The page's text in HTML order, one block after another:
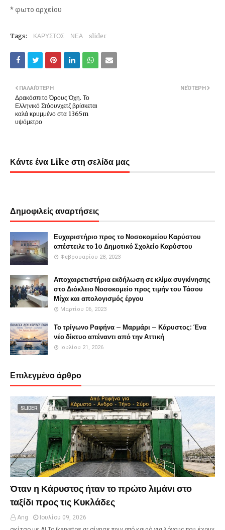
* φωτο αρχείου
Tags: ΚΑΡΥΣΤΟΣ ΝΕΑ slider
ΝΕΌΤΕΡΗ
ΠΑΛΑΙΌΤΕΡΗ
Δρακόσπιτο Όρους Όχη. Το
Ελληνικό Στόουνχετζ βρίσκεται
καλά κρυμμένο στα 1365m
υψόμετρο
Κάντε ένα Like στη σελίδα μας
Δημοφιλείς αναρτήσεις
Ευχαριστήριο προς το Νοσοκομείου Καρύστου
απέστειλε το 1o Δημοτικό Σχολείο Καρύστου
Φεβρουαρίου 28, 2023
Αποχαιρετιστήρια εκδήλωση σε κλίμα συγκίνησης
στο Διόκλειο Νοσοκομείο προς τιμήν του Τάσου
Μίχα και απολογισμός έργου
Μαρτίου 06, 2023
Το τρίγωνο Ραφήνα – Μαρμάρι – Κάρυστος: Ένα
νέο δίκτυο απέναντι από την Αττική
Ιουλίου 21, 2026
Επιλεγμένο άρθρο
SLIDER
Όταν η Κάρυστος ήταν το πρώτο λιμάνι στο
ταξίδι προς τις Κυκλάδες
Ang
Ιουλίου 09, 2026